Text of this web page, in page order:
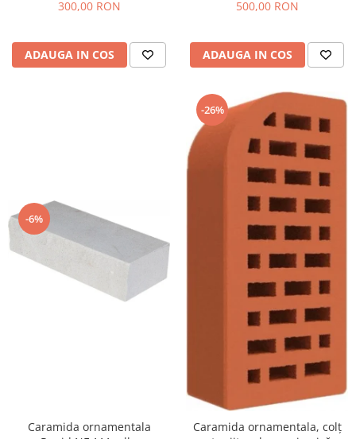
300,00 RON
ADAUGA IN COS
500,00 RON
ADAUGA IN COS
-6%
Caramida ornamentala
-26%
Caramida ornamentala, colț